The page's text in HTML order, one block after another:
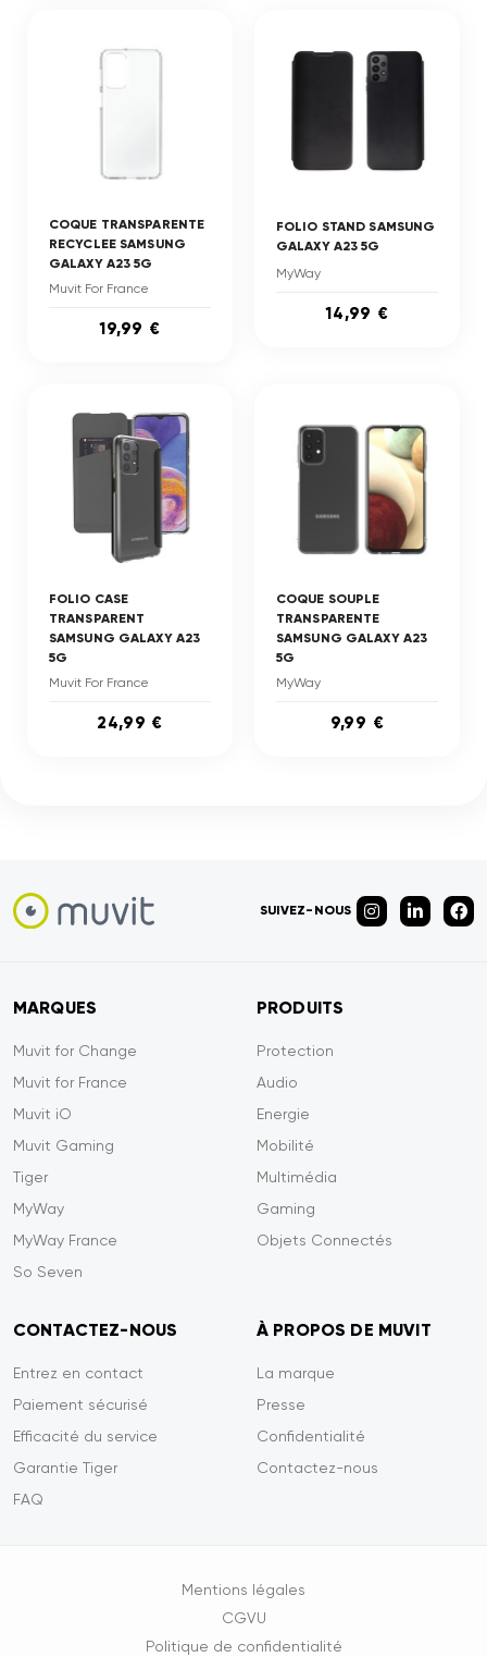
COQUE TRANSPARENTE
RECYCLEE SAMSUNG
GALAXY A23 5G
Muvit For France
19,99 €
FOLIO STAND SAMSUNG
GALAXY A23 5G
MyWay
14,99 €
FOLIO CASE
TRANSPARENT
SAMSUNG GALAXY A23
5G
Muvit For France
24,99 €
COQUE SOUPLE
TRANSPARENTE
SAMSUNG GALAXY A23
5G
MyWay
9,99 €
SUIVEZ-NOUS
MARQUES
Muvit for Change
Muvit for France
Muvit iO
Muvit Gaming
Tiger
MyWay
MyWay France
So Seven
PRODUITS
Protection
Audio
Energie
Mobilité
Multimédia
Gaming
Objets Connectés
CONTACTEZ-NOUS
Entrez en contact
Paiement sécurisé
Efficacité du service
Garantie Tiger
FAQ
À PROPOS DE MUVIT
La marque
Presse
Confidentialité
Contactez-nous
Mentions légales
CGVU
Politique de confidentialité